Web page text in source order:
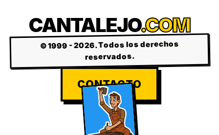
CANTALEJO.COM
© 1999 - 2026. Todos los derechos
reservados.
CONTACTO